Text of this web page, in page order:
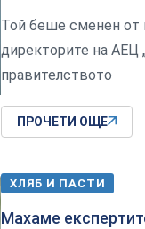
Той беше сменен от
директорите на АЕЦ
правителството
ПРОЧЕТИ ОЩЕ
ХЛЯБ И ПАСТИ
Махаме